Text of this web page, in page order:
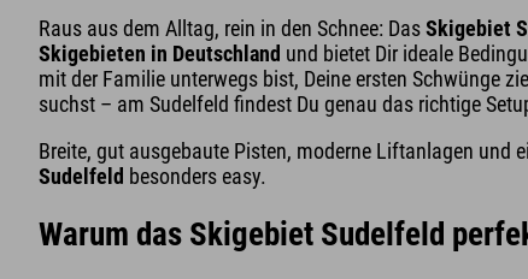
Raus aus dem Alltag, rein in den Schnee: DasSkigebiet
Skigebieten in Deutschland und bietet Dir ideale
mit der Familie unterwegs bist, Deine ersten Schwünge
suchst – am Sudelfeld findest Du genau das richtige
Breite, gut ausgebaute Pisten, moderne Liftanlagen und
Sudelfeld besonders easy.
Warum das Skigebiet Sudelfeld